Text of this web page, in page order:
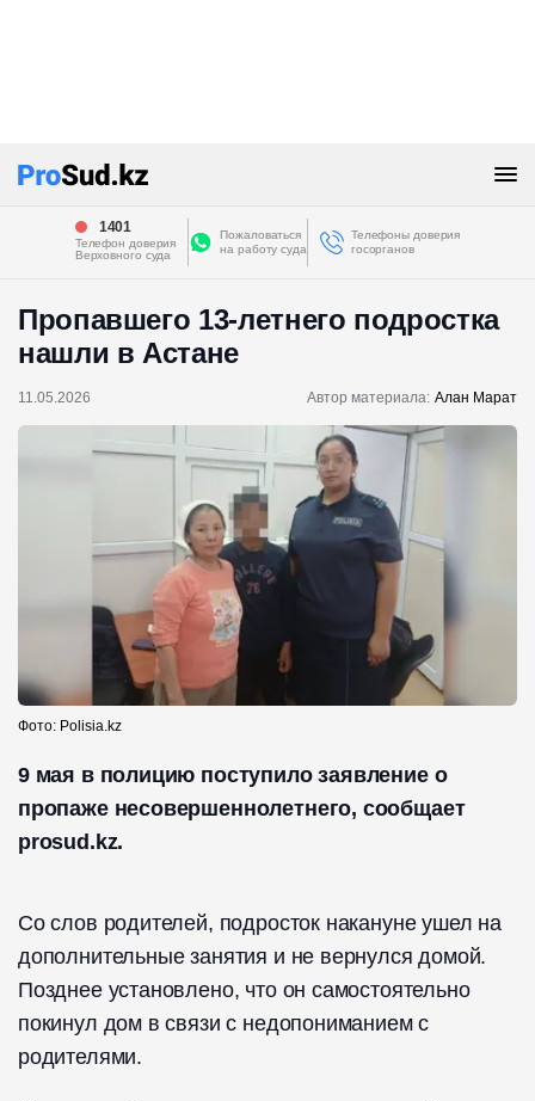
1401
Телефон доверия
Верховного суда
Пожаловаться
на работу суда
Телефоны доверия
госорганов
Пропавшего 13-летнего подростка
нашли в Астане
11.05.2026 Автор материала: Алан Марат
Фото: Polisia.kz
9 мая в полицию поступило заявление о
пропаже несовершеннолетнего, сообщает
prosud.kz.
Со слов родителей, подросток накануне ушел на
дополнительные занятия и не вернулся домой.
Позднее установлено, что он самостоятельно
покинул дом в связи с недопониманием с
родителями.